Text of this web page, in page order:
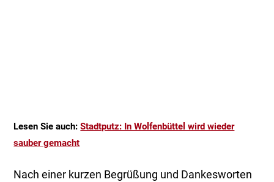
Lesen Sie auch:Stadtputz: In Wolfenbüttel wird wieder
sauber gemacht
Nach einer kurzen Begrüßung und Dankesworten